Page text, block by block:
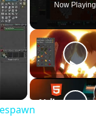
Now Playing